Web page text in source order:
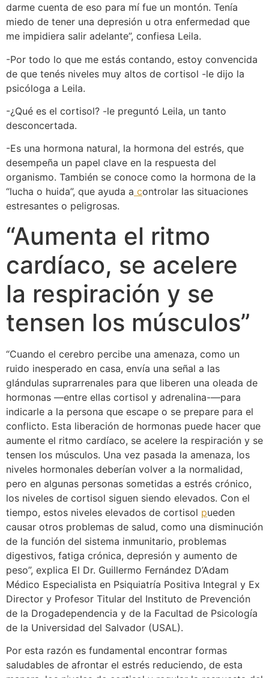
darme cuenta de eso para mí fue un montón. Tenía
miedo de tener una depresión u otra enfermedad que
me impidiera salir adelante”, confiesa Leila.
-Por todo lo que me estás contando, estoy convencida
de que tenés niveles muy altos de cortisol -le dijo la
psicóloga a Leila.
-¿Qué es el cortisol? -le preguntó Leila, un tanto
desconcertada.
-Es una hormona natural, la hormona del estrés, que
desempeña un papel clave en la respuesta del
organismo. También se conoce como la hormona de la
“lucha o huida”, que ayuda a controlar las situaciones
estresantes o peligrosas.
“Aumenta el ritmo
cardíaco, se acelere
la respiración y se
tensen los músculos”
“Cuando el cerebro percibe una amenaza, como un
ruido inesperado en casa, envía una señal a las
glándulas suprarrenales para que liberen una oleada de
hormonas —entre ellas cortisol y adrenalina-—para
indicarle a la persona que escape o se prepare para el
conflicto. Esta liberación de hormonas puede hacer que
aumente el ritmo cardíaco, se acelere la respiración y se
tensen los músculos. Una vez pasada la amenaza, los
niveles hormonales deberían volver a la normalidad,
pero en algunas personas sometidas a estrés crónico,
los niveles de cortisol siguen siendo elevados. Con el
tiempo, estos niveles elevados de cortisol pueden
causar otros problemas de salud, como una disminución
de la función del sistema inmunitario, problemas
digestivos, fatiga crónica, depresión y aumento de
peso”, explica El Dr. Guillermo Fernández D’Adam
Médico Especialista en Psiquiatría Positiva Integral y Ex
Director y Profesor Titular del Instituto de Prevención
de la Drogadependencia y de la Facultad de Psicología
de la Universidad del Salvador (USAL).
Por esta razón es fundamental encontrar formas
saludables de afrontar el estrés reduciendo, de esta